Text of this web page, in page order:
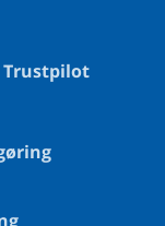
Trustpilot